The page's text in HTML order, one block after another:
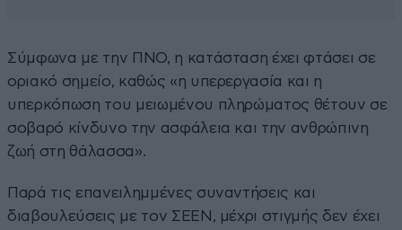
Σύμφωνα με την ΠΝΟ, η κατάσταση έχει φτάσει σε
οριακό σημείο, καθώς «η υπερεργασία και η
υπερκόπωση του μειωμένου πληρώματος θέτουν σε
σοβαρό κίνδυνο την ασφάλεια και την ανθρώπινη
ζωή στη θάλασσα».
Παρά τις επανειλημμένες συναντήσεις και
διαβουλεύσεις με τον ΣΕΕΝ, μέχρι στιγμής δεν έχει